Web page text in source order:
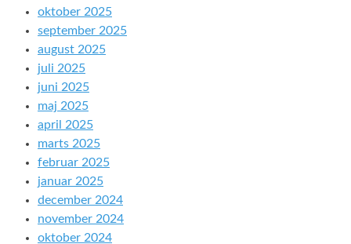
oktober 2025
september 2025
august 2025
juli 2025
juni 2025
maj 2025
april 2025
marts 2025
februar 2025
januar 2025
december 2024
november 2024
oktober 2024